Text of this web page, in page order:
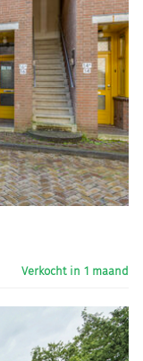
Verkocht in 1 maand